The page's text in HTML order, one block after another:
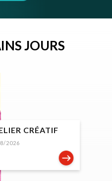
JOURS
2026
CRÉATIF